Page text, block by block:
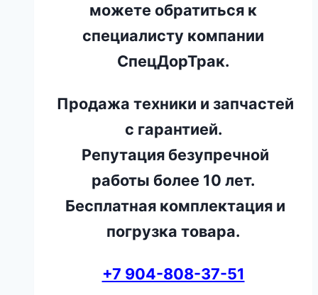
можете обратиться к
специалисту компании
СпецДорТрак.
Продажа техники и запчастей
с гарантией.
Репутация безупречной
работы более 10 лет.
Бесплатная комплектация и
погрузка товара.
+7 904-808-37-51